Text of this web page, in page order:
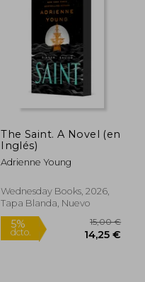
5%
dcto.
The Saint. A Novel (en
Inglés)
Adrienne Young
Wednesday Books, 2026,
Tapa Blanda, Nuevo